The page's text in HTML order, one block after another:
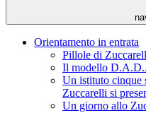
Orientamento in entrata
Pillole di
Il modello
Un istituto cinque
Zuccarelli si
Un giorno allo